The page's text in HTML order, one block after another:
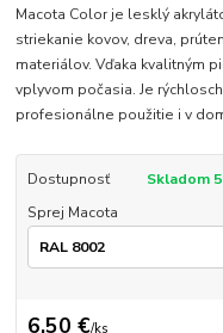
Macota Color je lesklý
striekanie kovov, dreva,
materiálov. Vďaka kvalitným
vplyvom počasia. Je
profesionálne použitie i v
Dostupnosť
Skladom
Sprej Macota
6,50 €/ks